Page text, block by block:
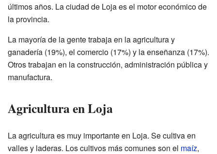
últimos años. La ciudad de Loja es el motor económico de
la provincia.
La mayoría de la gente trabaja en la agricultura y
ganadería (19%), el comercio (17%) y la enseñanza (17%).
Otros trabajan en la construcción, administración pública y
manufactura.
Agricultura en Loja
La agricultura es muy importante en Loja. Se cultiva en
valles y laderas. Los cultivos más comunes son el maíz,